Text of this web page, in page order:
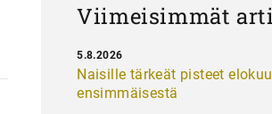
Viimeisimmät
Naisille tärkeät pisteet
ensimmäisestä
5.8.2026